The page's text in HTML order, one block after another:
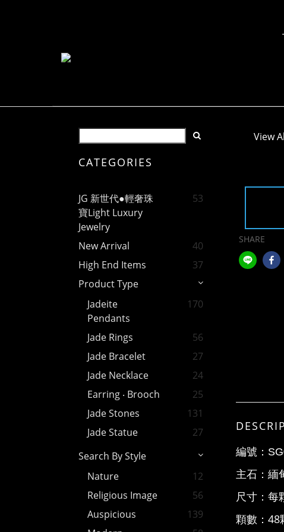
CATEGORIES
JG 新世代●輕奢珠
寶Light Luxury
Jewelry
53
New Arrival
40
High End Items
37
Product Type
Jadeite
Pendants
170
Jade Rings
56
Jade Bracelet
27
Jade Necklace
24
Earring ‧ Brooch
25
Jade Stones
131
Jade Statue
27
Search By Style
Nature
12
Religious Image
56
Auspicious
139
View
SHARE
編號：
主石： 緬
尺寸： 每
顆數 ： 48